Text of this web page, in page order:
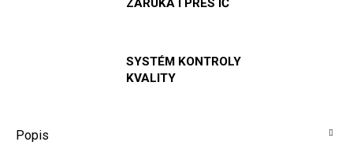
ZÁRUKA I PRES IČ
SYSTÉM KONTROLY
KVALITY
Popis